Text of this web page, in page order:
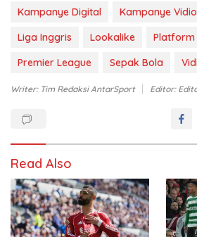
Kampanye Digital
Kampanye Vidio
Liga Inggris
Lookalike
Platform
Premier League
Sepak Bola
Writer: Tim Redaksi AntarSport Editor:
Read Also